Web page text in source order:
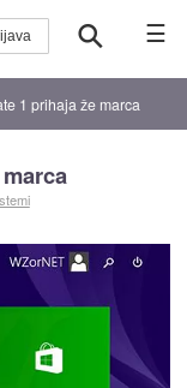
☰
1 prihaja že marca